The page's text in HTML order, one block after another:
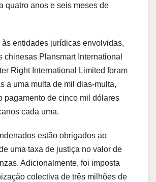
quatro anos e seis meses de
às entidades jurídicas envolvidas,
chinesas Plansmart International
Right International Limited foram
a uma multa de mil dias-multa,
pagamento de cinco mil dólares
cada uma.
estão obrigados ao
uma taxa de justiça no valor de
Adicionalmente, foi imposta
colectiva de três milhões de